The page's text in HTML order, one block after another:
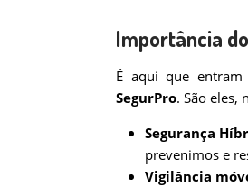
Importância
É aqui que
SegurPro. São eles,
Segurança
prevenimos e
Vigilância